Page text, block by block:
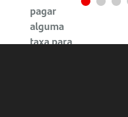
pagar
alguma
taxa para